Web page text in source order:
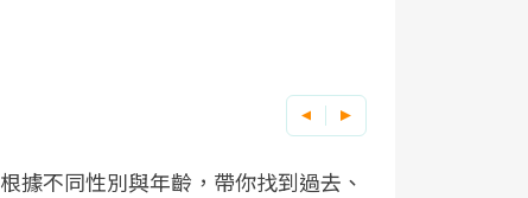
根據不同性別與年齡，帶你找到過去、